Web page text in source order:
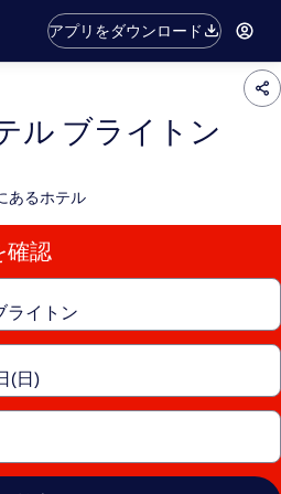
アプリをダウンロード
ル ブライトン
あるホテル
確認